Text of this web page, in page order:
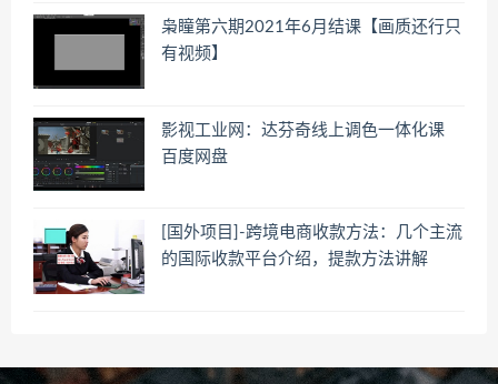
枭瞳第六期2021年6月结课【画质还行只
有视频】
影视工业网：达芬奇线上调色一体化课
百度网盘
[国外项目]-跨境电商收款方法：几个主流
的国际收款平台介绍，提款方法讲解